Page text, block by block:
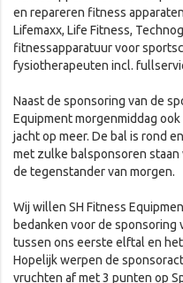
en repareren fitness
Lifemaxx, Life Fitness,
fitnessapparatuur voor
fysiotherapeuten incl.
Naast de sponsoring van de
Equipment morgenmiddag
jacht op meer. De bal is rond
met zulke balsponsoren
de tegenstander van morgen.
Wij willen SH Fitness
bedanken voor de
tussen ons eerste elftal en
Hopelijk werpen de
vruchten af met 3 punten op